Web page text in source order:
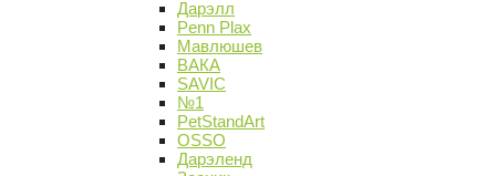
Дарэлл
Penn Plax
Мавлюшев
ВАКА
SAVIC
№1
PetStandArt
OSSO
Дарэленд